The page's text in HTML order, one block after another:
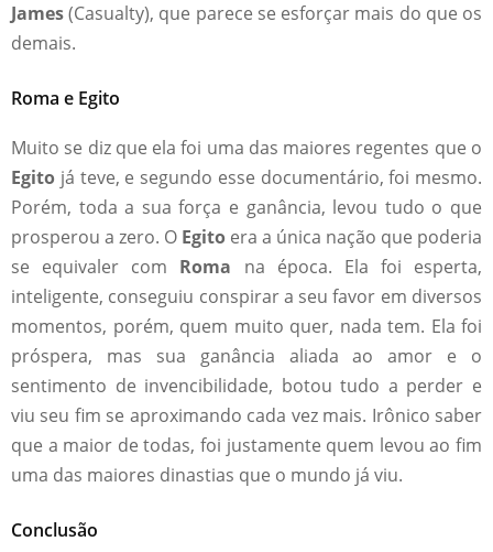
James(Casualty), que parece se esforçar mais do que os
demais.
Roma e Egito
Muito se diz que ela foi uma das maiores regentes que o
Egito já teve, e segundo esse documentário, foi mesmo.
Porém, toda a sua força e ganância, levou tudo o que
prosperou a zero. O Egito era a única nação que poderia
se equivaler com Roma na época. Ela foi esperta,
inteligente, conseguiu conspirar a seu favor em diversos
momentos, porém, quem muito quer, nada tem. Ela foi
próspera, mas sua ganância aliada ao amor e o
sentimento de invencibilidade, botou tudo a perder e
viu seu fim se aproximando cada vez mais. Irônico saber
que a maior de todas, foi justamente quem levou ao fim
uma das maiores dinastias que o mundo já viu.
Conclusão